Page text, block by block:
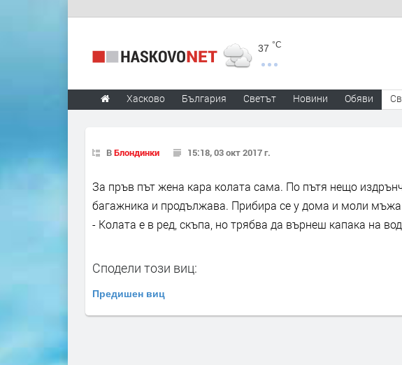
37 °C
Хасково България Светът Новини Обяви
ВБлондинки 15:18, 03 окт 2017 г.
За пръв път жена кара колата сама. По пътя нещо
багажника и продължава. Прибира се у дома и моли мъжа
- Колата е в ред, скъпа, но трябва да върнеш капака на
Сподели този виц:
Предишен виц